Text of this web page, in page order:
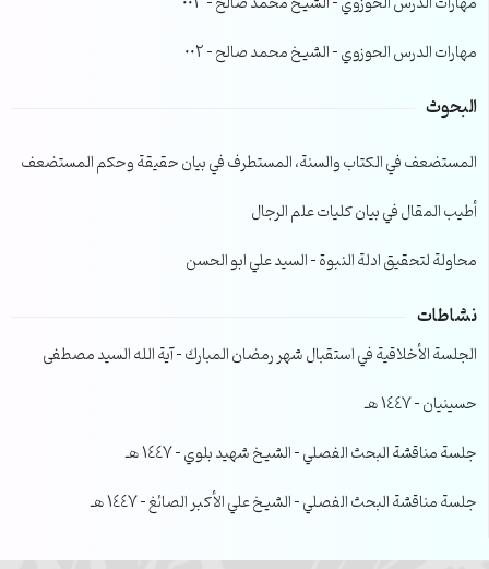
مهارات الدرس الحوزوي – الشيخ محمد صالح – 002
البحوث
المستضعف في الكتاب والسنة، المستطرف في بيان حقيقة وحكم المستضعف
أطيب المقال في بيان كليات علم الرجال
محاولة لتحقيق ادلة النبوة – السيد علي ابو الحسن
نشاطات
الجلسة الأخلاقية في استقبال شهر رمضان المبارك – آية الله السيد مصطفى
حسينيان – 1447 هـ
جلسة مناقشة البحث الفصلي – الشيخ شهيد بلوي – 1447 هـ
جلسة مناقشة البحث الفصلي – الشيخ علي الأكبر الصائغ – 1447 هـ